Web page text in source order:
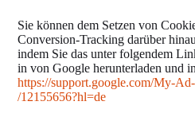
Sie können dem Setzen von
Conversion-Tracking darüber
indem Sie das unter folgendem
in von Google herunterladen und
https://support.google.com/My-
/12155656?hl=de